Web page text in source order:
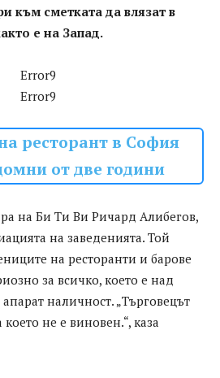
към сметката да влязат в
е на Запад.
Error9
Error9
ресторант в София
от две години
на Би Ти Ви Ричард Алибегов,
на заведенията. Той
на ресторанти и барове
за всичко, което е над
наличност. „Търговецът
не е виновен.“, каза